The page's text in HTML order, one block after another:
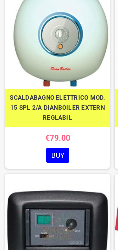
SCALDABAGNO ELETTRICO MOD.
15 SPL 2/A DIANBOILER EXTERN
REGLABIL
€79.00
BUY